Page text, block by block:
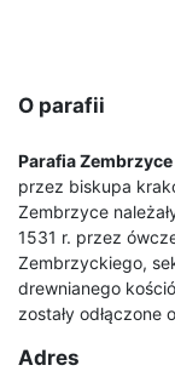
O parafii
Parafia Zembrzyce
przez biskupa
Zembrzyce
1531 r. przez
Zembrzyckiego,
drewnianego
zostały odłączone
Adres